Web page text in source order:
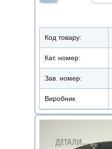
Код товару:
Кат. номер:
Зав. номер:
Виробник